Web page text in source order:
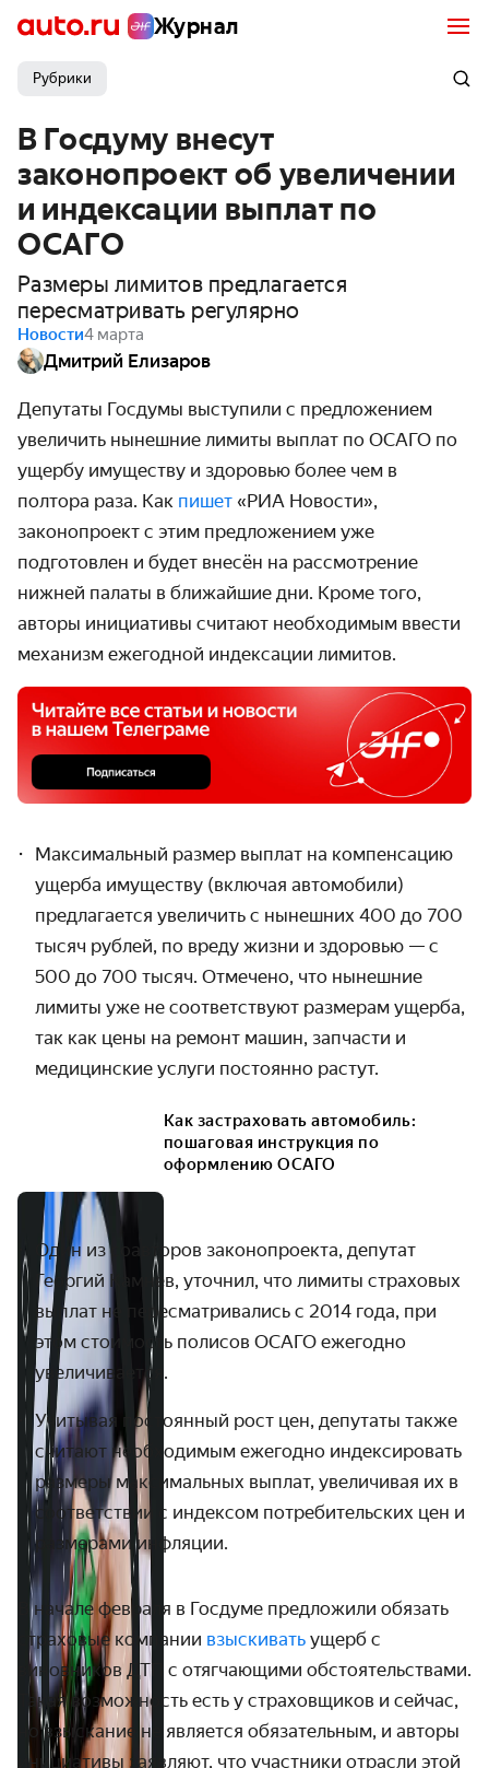
Журнал
Рубрики
В Госдуму внесут
законопроект об увеличении
и индексации выплат по
ОСАГО
Размеры лимитов предлагается
пересматривать регулярно
Новости4 марта
Дмитрий Елизаров
Депутаты Госдумы выступили с предложением
увеличить нынешние лимиты выплат по ОСАГО по
ущербу имуществу и здоровью более чем в
полтора раза. Как пишет «РИА Новости»,
законопроект с этим предложением уже
подготовлен и будет внесён на рассмотрение
нижней палаты в ближайшие дни. Кроме того,
авторы инициативы считают необходимым ввести
механизм ежегодной индексации лимитов.
Максимальный размер выплат на компенсацию
ущерба имуществу (включая автомобили)
предлагается увеличить с нынешних 400 до 700
тысяч рублей, по вреду жизни и здоровью — с
500 до 700 тысяч. Отмечено, что нынешние
лимиты уже не соответствуют размерам ущерба,
так как цены на ремонт машин, запчасти и
медицинские услуги постоянно растут.
Как застраховать автомобиль:
пошаговая инструкция по
оформлению ОСАГО
Один из соавторов законопроекта, депутат
Георгий Камнев, уточнил, что лимиты страховых
выплат не пересматривались с 2014 года, при
этом стоимость полисов ОСАГО ежегодно
увеличивается.
Учитывая постоянный рост цен, депутаты также
считают необходимым ежегодно индексировать
размеры максимальных выплат, увеличивая их в
соответствии с индексом потребительских цен и
размерами инфляции.
В начале февраля в Госдуме предложили обязать
страховые компании взыскивать ущерб с
виновников ДТП с отягчающими обстоятельствами.
Такая возможность есть у страховщиков и сейчас,
но взыскание не является обязательным, и авторы
инициативы заявляют, что участники отрасли этой